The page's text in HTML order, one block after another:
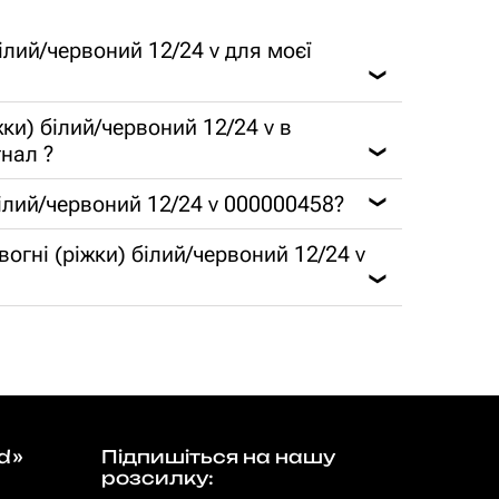
червоний 12/24 v для моєї
❯
білий/червоний 12/24 v в
?
❯
червоний 12/24 v 000000458? ❯
вогні (ріжки) білий/червоний 12/24 v
❯
Підпишіться на нашу
розсилку: